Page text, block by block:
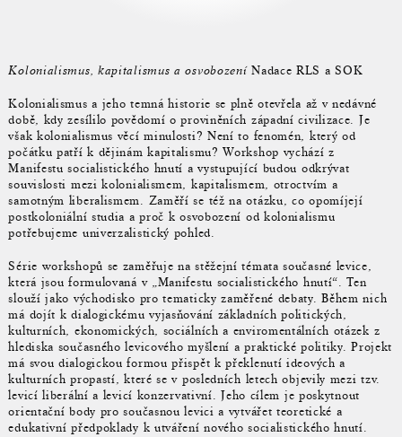
Kolonialismus, kapitalismus a osvobozeníNadace RLS a SOK
Kolonialismus a jeho temná historie se plně otevřela až v nedávné
době, kdy zesílilo povědomí o proviněních západní civilizace. Je
však kolonialismus věcí minulosti? Není to fenomén, který od
počátku patří k dějinám kapitalismu? Workshop vychází z
Manifestu socialistického hnutí a vystupující budou odkrývat
souvislosti mezi kolonialismem, kapitalismem, otroctvím a
samotným liberalismem. Zaměří se též na otázku, co opomíjejí
postkoloniální studia a proč k osvobození od kolonialismu
potřebujeme univerzalistický pohled.
Série workshopů se zaměřuje na stěžejní témata současné levice,
která jsou formulovaná v „Manifestu socialistického hnutí“. Ten
slouží jako východisko pro tematicky zaměřené debaty. Během nich
má dojít k dialogickému vyjasňování základních politických,
kulturních, ekonomických, sociálních a enviromentálních otázek z
hlediska současného levicového myšlení a praktické politiky. Projekt
má svou dialogickou formou přispět k překlenutí ideových a
kulturních propastí, které se v posledních letech objevily mezi tzv.
levicí liberální a levicí konzervativní. Jeho cílem je poskytnout
orientační body pro současnou levici a vytvářet teoretické a
edukativní předpoklady k utváření nového socialistického hnutí.